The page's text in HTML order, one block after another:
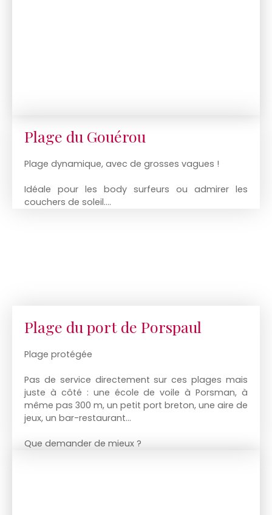
Plage du Gouérou
Plage dynamique, avec de grosses vagues !
Idéale pour les body surfeurs ou admirer les
couchers de soleil....
Plage du port de Porspaul
Plage protégée
Pas de service directement sur ces plages mais
juste à côté : une école de voile à Porsman, à
même pas 300 m, un petit port breton, une aire de
jeux, un bar-restaurant...
Que demander de mieux ?